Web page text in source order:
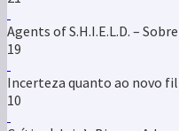
Agents of S.H.I.E.L.D. –
19
Incerteza quanto ao novo
10